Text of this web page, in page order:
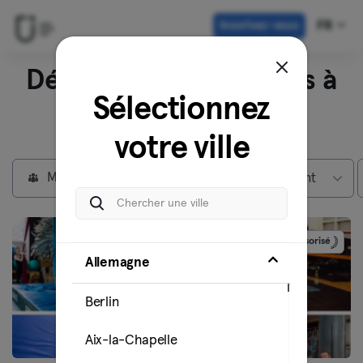
Inscrivez-vous FR
Découvrez nos studios à
Berlin
Max abonnement
Sponsorisé
Sélectionnez
votre ville
Allemagne
Berlin
Aix-la-Chapelle